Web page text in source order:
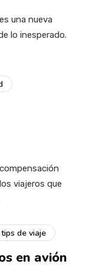
una nueva
lo inesperado.
viajeros que
tips de viaje
en avión